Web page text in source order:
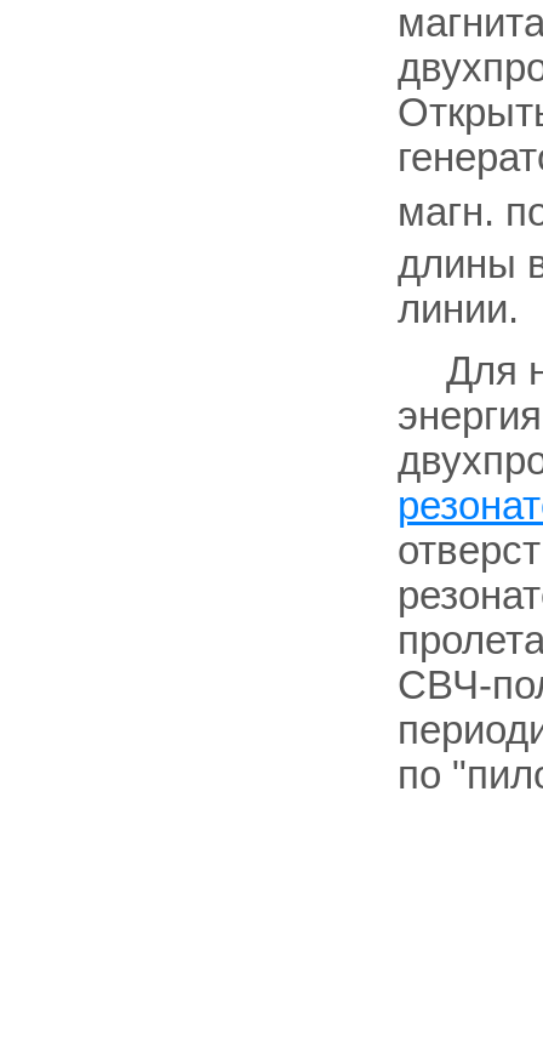
магн.
длины
линии.
Для
СВЧ-
по